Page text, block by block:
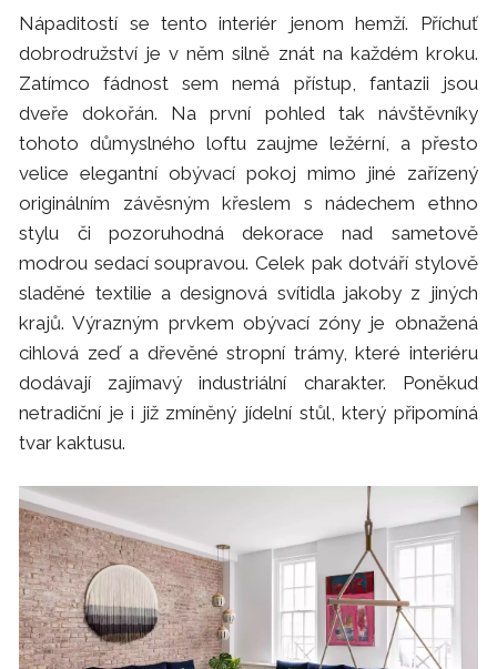
Nápaditostí se tento interiér jenom hemží. Příchuť
dobrodružství je v něm silně znát na každém kroku.
Zatímco fádnost sem nemá přístup, fantazii jsou
dveře dokořán. Na první pohled tak návštěvníky
tohoto důmyslného loftu zaujme ležérní, a přesto
velice elegantní obývací pokoj mimo jiné zařízený
originálním závěsným křeslem s nádechem ethno
stylu či pozoruhodná dekorace nad sametově
modrou sedací soupravou. Celek pak dotváří stylově
sladěné textilie a designová svítidla jakoby z jiných
krajů. Výrazným prvkem obývací zóny je obnažená
cihlová zeď a dřevěné stropní trámy, které interiéru
dodávají zajímavý industriální charakter. Poněkud
netradiční je i již zmíněný jídelní stůl, který připomíná
tvar kaktusu.